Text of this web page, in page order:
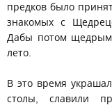
предков было
знакомых с
Дабы потом щедрым
лето.
В это время
столы, славили